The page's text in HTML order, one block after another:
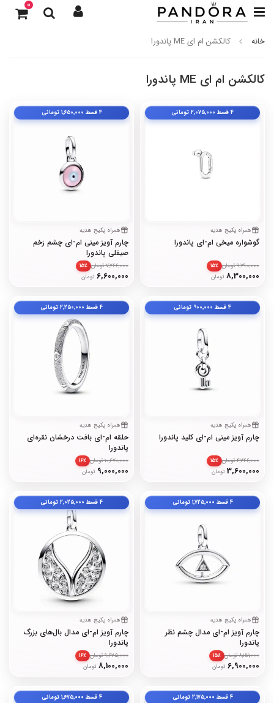
0
خانه کالکشن ام ای ME پاندورا
کالکشن ام ای ME پاندورا
۴ قسط ۲٬۰۷۵٬۰۰۰ تومانی
همراه پکیج هدیه
گوشواره میخی ام-ای پاندورا
8,300,000 تومان
9,790,000 تومان ۱۵٪
۴ قسط ۱٬۶۵۰٬۰۰۰ تومانی
همراه پکیج هدیه
چارم آویز مینی ام-ای چشم زخم
صیقلی پاندورا
6,600,000 تومان
7,766,000 تومان ۱۵٪
۴ قسط ۹۰۰٬۰۰۰ تومانی
همراه پکیج هدیه
چارم آویز مینی ام-ای کلید پاندورا
3,600,000 تومان
4,246,000 تومان ۱۵٪
۴ قسط ۲٬۲۵۰٬۰۰۰ تومانی
همراه پکیج هدیه
حلقه ام-ای بافت درخشان نقره‌ای
پاندورا
9,000,000 تومان
10,670,000 تومان ۱۶٪
۴ قسط ۱٬۷۲۵٬۰۰۰ تومانی
همراه پکیج هدیه
چارم آویز ام-ای مدال چشم نظر
پاندورا
6,900,000 تومان
8,151,000 تومان ۱۵٪
۴ قسط ۲٬۰۲۵٬۰۰۰ تومانی
همراه پکیج هدیه
چارم آویز ام-ای مدال بال‌های بزرگ
پاندورا
8,100,000 تومان
9,625,000 تومان ۱۶٪
۴ قسط ۲٬۱۷۵٬۰۰۰ تومانی ۴ قسط ۱٬۶۷۵٬۰۰۰ تومانی